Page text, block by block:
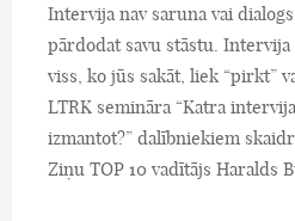
Intervija nav saruna vai
pārdodat savu stāstu.
viss, ko jūs sakāt, liek “pirkt”
LTRK semināra “Katra
izmantot?” dalībniekiem
Ziņu TOP 10 vadītājs Haralds